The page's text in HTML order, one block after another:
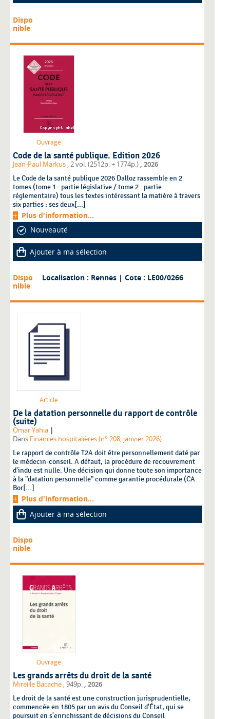
Dispo
nible
Ouvrage
Code de la santé publique. Edition 2026
Jean-Paul Markus , 2 vol. (2512p. + 1774p.) , 2026
Le Code de la santé publique 2026 Dalloz rassemble en 2
tomes (tome 1 : partie législative / tome 2 : partie
réglementaire) tous les textes intéressant la matière à travers
six parties : ses deux[...]
Plus d'information...
Nouveauté
Ajouter à ma sélection
Dispo
nible
Localisation : Rennes | Cote : LE00/0266
Article
De la datation personnelle du rapport de contrôle
(suite)
Omar Yahia |
Dans Finances hospitalières (n° 208, janvier 2026)
Le rapport de contrôle T2A doit être personnellement daté par
le médecin-conseil. A défaut, la procédure de recouvrement
d'indu est nulle. Une décision qui donne toute son importance
à la "datation personnelle" comme garantie procédurale (CA
Bor[...]
Plus d'information...
Ajouter à ma sélection
Dispo
nible
Ouvrage
Les grands arrêts du droit de la santé
Mireille Bacache , 949p. 2026
Le droit de la santé est une construction jurisprudentielle,
commencée en 1805 par un avis du Conseil d'État, qui se
poursuit en s'enrichissant de décisions du Conseil